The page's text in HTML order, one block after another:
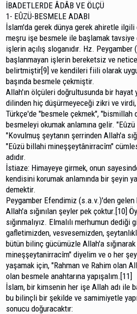
İBADETLERDE ÂDÂB VE ÖLÇÜ
1- EÛZÜ-BESMELE ADABI
İslam'da gerek dünya gerek ahiretle
meşru işe besmele ile başlamak tavsiye
işlerin açılış sloganıdır. Hz.
başlanmayan işlerin bereketsiz ve
belirtmiştir[9] ve kendileri fiili olarak
başında besmele çekmiştir.
Allah'ın ölçüleri doğrultusunda bir hayat
dilinden hiç düşürmeyeceği zikri ve
Türkçe'de "besmele çekmek", "bismillah
besmeleyi okumak anlamına gelir.
"Kovulmuş şeytanın şerrinden Allah'a
"Eûzü billahi mineşşeytânirracîm"
adıdır.
İstiaze: Himayeye girmek, onun
kendisini korumak anlamında bir şeyin
demektir.
Peygamber Efendimiz (s.a.v.)'den
Allah'a sığınılan şeyler pek çoktur.[10]
sığınmalıyız. Elmalılı merhumun dediği
gafletimizden, vesvesemizden,
bütün bilinç gücümüzle Allah'a
mineşşeytanirracîm" diyelim ve o her
yaşamak için, "Rahman ve Rahim olan
olan besmele anahtarına yapışalım.[11]
İslam, bir kimsenin her işe Allah adı ile
bu bilinçli bir şekilde ve samimiyetle
sonucu doğuracaktır: